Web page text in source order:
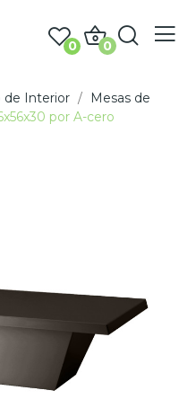
0 0
de Interior
Mesas de
por A-cero